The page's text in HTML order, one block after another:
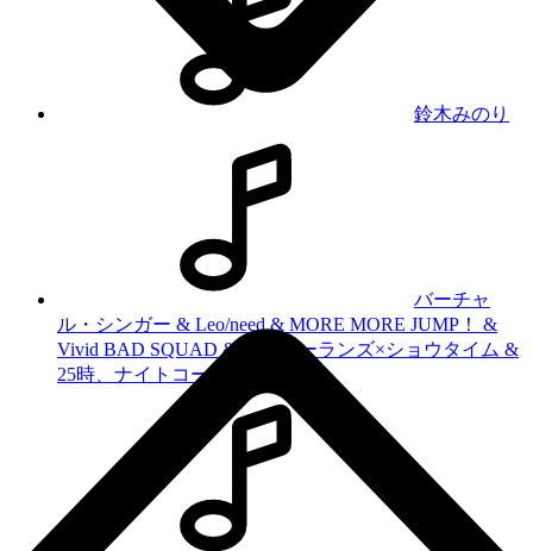
鈴木みのり
バーチャ
ル・シンガー & Leo/need & MORE MORE JUMP！ &
Vivid BAD SQUAD & ワンダーランズ×ショウタイム &
25時、ナイトコードで。